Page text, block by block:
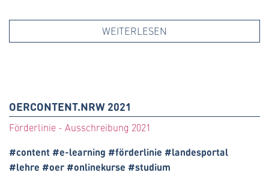
WEITERLESEN
OERCONTENT.NRW 2021
Förderlinie - Ausschreibung 2021
#content #e-learning #förderlinie #landesportal
#lehre #oer #onlinekurse #studium